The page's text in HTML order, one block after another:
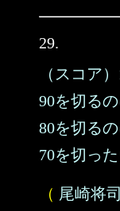
29.
（スコア
90を切る
80を切る
70を切っ
（ 尾崎将